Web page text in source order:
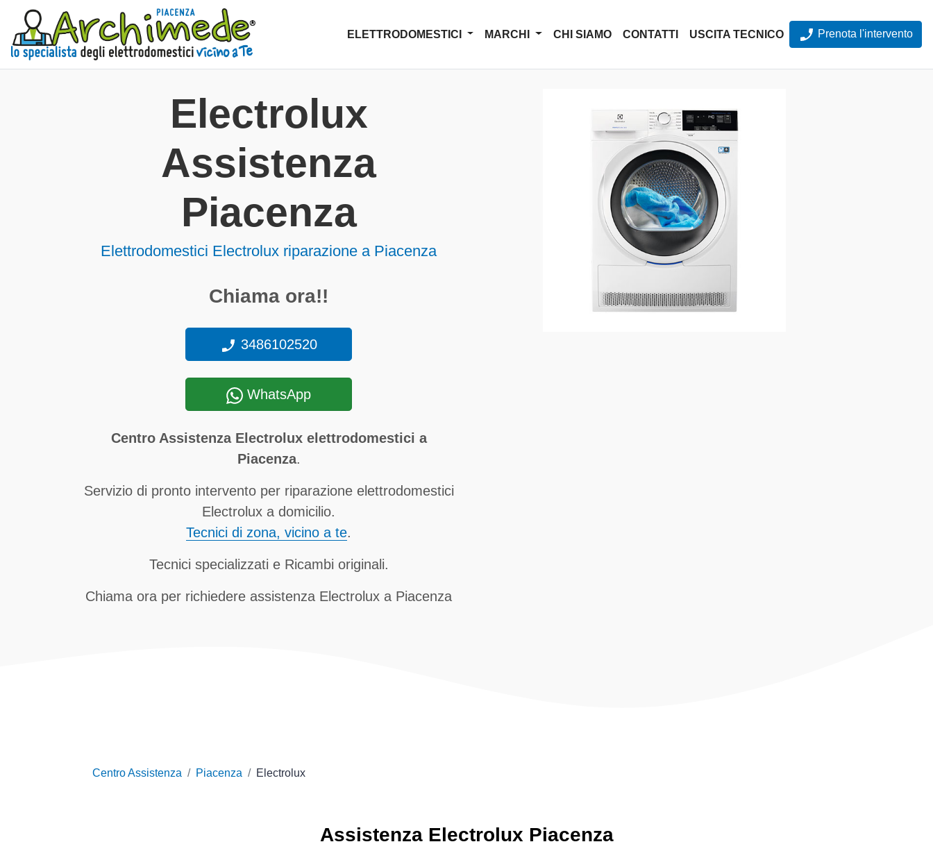
ELETTRODOMESTICI MARCHI CHI SIAMO CONTATTI USCITA TECNICO Prenota l'intervento
Electrolux
Assistenza
Piacenza
Elettrodomestici Electrolux riparazione a Piacenza
Chiama ora!!
3486102520
WhatsApp
Centro Assistenza Electrolux elettrodomestici a
Piacenza.
Servizio di pronto intervento per riparazione elettrodomestici
Electrolux a domicilio.
Tecnici di zona, vicino a te.
Tecnici specializzati e Ricambi originali.
Chiama ora per richiedere assistenza Electrolux a Piacenza
Centro Assistenza Piacenza Electrolux
Assistenza Electrolux Piacenza